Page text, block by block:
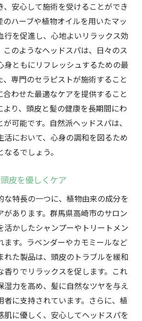
、安心して施術を受けることができ
のハーブや植物オイルを用いたマッ
行を促進し、心地よいリラックス効
このようなヘッドスパは、日々のス
身ともにリフレッシュするための最
専門のセラピストが施術すること
合わせた最適なケアを提供すること
より、頭皮と髪の健康を長期間にわ
可能です。自然派ヘッドスパは、
活において、心身の調和を図るため
るでしょう。
皮を優しくケア
な特長の一つに、植物由来の成分を
があります。群馬県高崎市のサロン
活かしたシャンプーやトリートメン
ます。ラベンダーやカモミールなど
れた製品は、頭皮のトラブルを緩和
香りでリラックスを促します。これ
湿力を高め、髪に自然なツヤを与え
者に支持されています。さらに、植
肌に優しく、安心してヘッドスパを